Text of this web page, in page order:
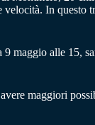
In
maggio alle 15,
maggiori